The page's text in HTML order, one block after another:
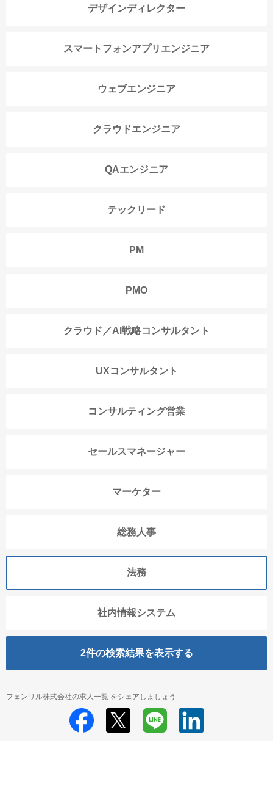
デザインディレクター
スマートフォンアプリエンジニア
ウェブエンジニア
クラウドエンジニア
QAエンジニア
テックリード
PM
PMO
クラウド／AI戦略コンサルタント
UXコンサルタント
コンサルティング営業
セールスマネージャー
マーケター
総務人事
法務
社内情報システム
2件の検索結果を表示する
フェンリル株式会社の求人一覧 をシェアしましょう